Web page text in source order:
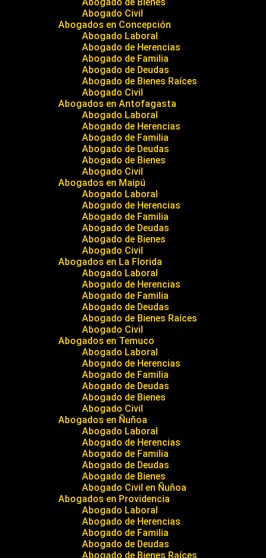
Abogado de Bienes
Abogado Civil
Abogados en Concepción
Abogado Laboral
Abogado de Herencias
Abogado de Familia
Abogado de Deudas
Abogado de Bienes Raíces
Abogado Civil
Abogados en Antofagasta
Abogado Laboral
Abogado de Herencias
Abogado de Familia
Abogado de Deudas
Abogado de Bienes
Abogado Civil
Abogados en Maipú
Abogado Laboral
Abogado de Herencias
Abogado de Familia
Abogado de Deudas
Abogado de Bienes
Abogado Civil
Abogados en La Florida
Abogado Laboral
Abogado de Herencias
Abogado de Familia
Abogado de Deudas
Abogado de Bienes Raíces
Abogado Civil
Abogados en Temuco
Abogado Laboral
Abogado de Herencias
Abogado de Familia
Abogado de Deudas
Abogado de Bienes
Abogado Civil
Abogados en Ñuñoa
Abogado Laboral
Abogado de Herencias
Abogado de Familia
Abogado de Deudas
Abogado de Bienes
Abogado Civil en Ñuñoa
Abogados en Providencia
Abogado Laboral
Abogado de Herencias
Abogado de Familia
Abogado de Deudas
Abogado de Bienes Raíces